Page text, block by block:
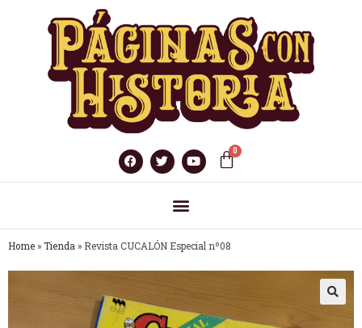
Home » Tienda » Revista CUCALÓN Especial nº08